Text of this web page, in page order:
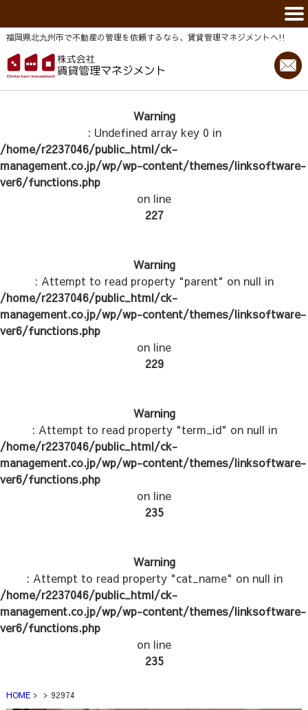
福岡県北九州市で不動産の管理を依頼するなら、賃貸管理マネジメントヘ!!
Warning
: Undefined array key 0 in
/home/r2237046/public_html/ck-
management.co.jp/wp/wp-content/themes/linksoftware-
ver6/functions.php
on line
227
Warning
: Attempt to read property "parent" on null in
/home/r2237046/public_html/ck-
management.co.jp/wp/wp-content/themes/linksoftware-
ver6/functions.php
on line
229
Warning
: Attempt to read property "term_id" on null in
/home/r2237046/public_html/ck-
management.co.jp/wp/wp-content/themes/linksoftware-
ver6/functions.php
on line
235
Warning
: Attempt to read property "cat_name" on null in
/home/r2237046/public_html/ck-
management.co.jp/wp/wp-content/themes/linksoftware-
ver6/functions.php
on line
235
HOME 92974